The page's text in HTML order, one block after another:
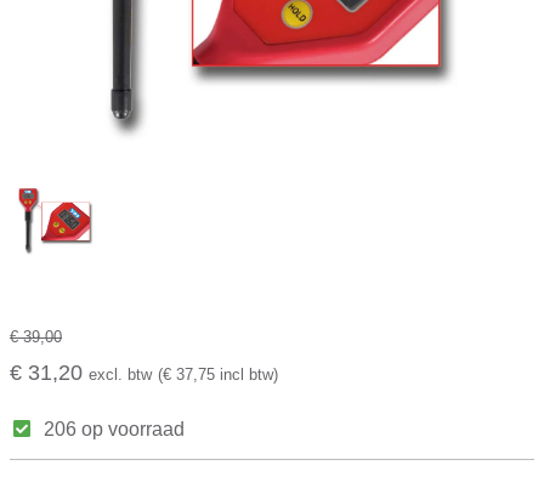
€ 39,00
€ 31,20 excl. btw (€ 37,75 incl btw)
206 op voorraad